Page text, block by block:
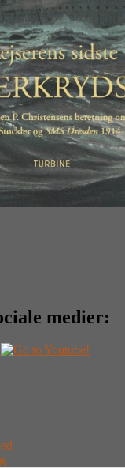
medier: